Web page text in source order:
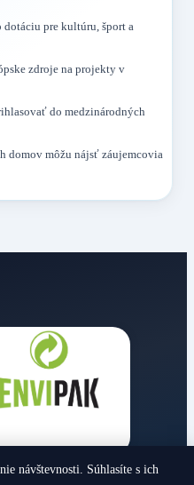
pre kultúru, šport a
zdroje na projekty v
do medzinárodných
domov môžu nájsť záujemcovia
návštevnosti. Súhlasíte s ich